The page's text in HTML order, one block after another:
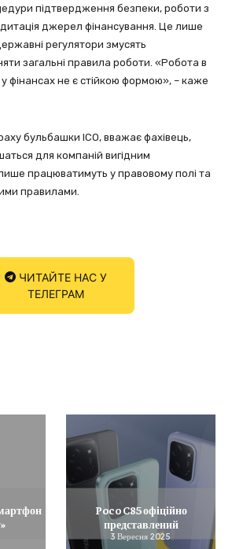
підтвердження безпеки, роботи з
джерел фінансування. Це лише
регулятори змусять
загальні правила роботи. «Робота в
фінансах не є стійкою формою», – каже
бульбашки ICO, вважає фахівець,
для компаній вигідним
працюватимуть у правовому полі та
правилами.
ЧИТАЙТЕ НАС У
ТЕЛЕГРАМ
Poco C85 офіційно
представлений
3 Вересня 2025